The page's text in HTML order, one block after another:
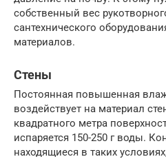
собственный вес
сантехнического
материалов.
Стены
Постоянная повышенная
воздействует на материал
квадратного метра
испаряется 150-250 г воды.
находящиеся в таких